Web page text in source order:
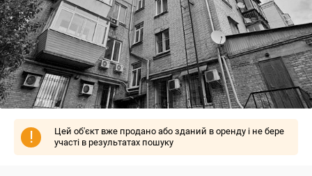
!
Цей об'єкт вже продано або зданий в оренду і не бере
участі в результатах пошуку